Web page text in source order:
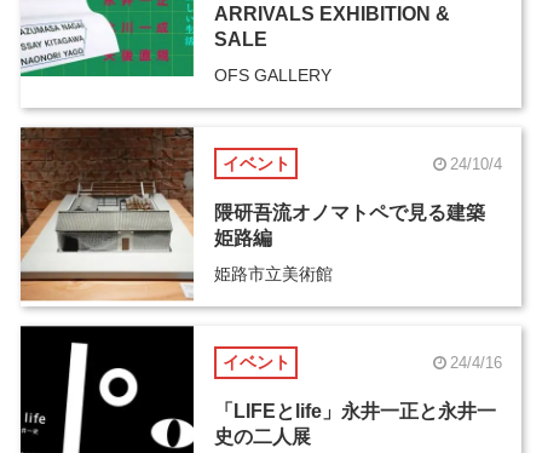
ARRIVALS EXHIBITION &
SALE
OFS GALLERY
イベント 24/10/4
隈研吾流オノマトペで見る建築
姫路編
姫路市立美術館
イベント 24/4/16
「LIFEとlife」永井一正と永井一
史の二人展